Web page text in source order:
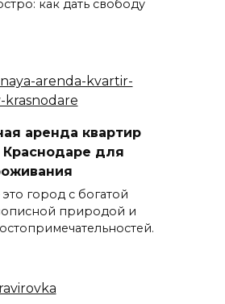
как дать свободу
аренда квартир
Краснодаре для
город с богатой
природой и